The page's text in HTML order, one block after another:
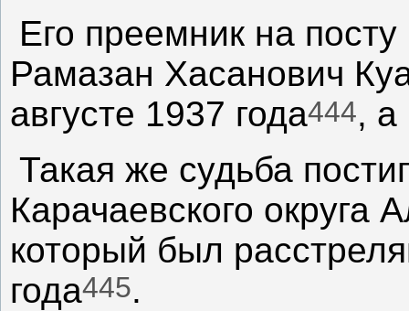
Его преемник на посту
Рамазан Хасанович
августе 1937 года444, а
Такая же судьба
Карачаевского округа
который был
года445.